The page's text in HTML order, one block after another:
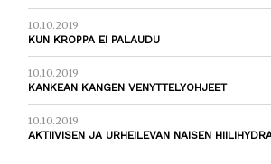
10.10.2019
KUN KROPPA EI PALAUDU
10.10.2019
KANKEAN KANGEN VENYTTELYOHJEET
10.10.2019
AKTIIVISEN JA URHEILEVAN NAISEN